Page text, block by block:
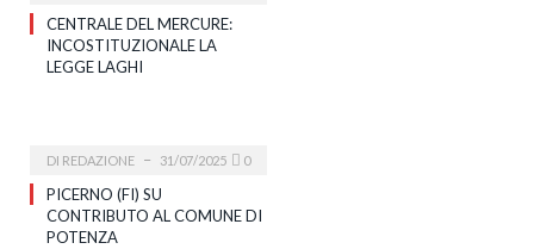
CENTRALE DEL MERCURE:
INCOSTITUZIONALE LA
LEGGE LAGHI
DI REDAZIONE 31/07/2025 0
PICERNO (FI) SU
CONTRIBUTO AL COMUNE DI
POTENZA